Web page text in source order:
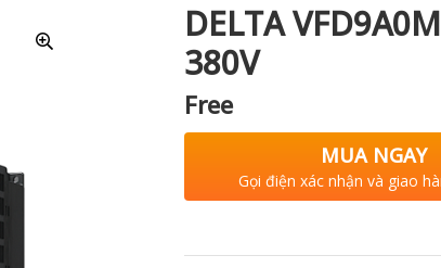
DELTA
380V
Free
MUA NGAY
Gọi điện xác nhận và giao